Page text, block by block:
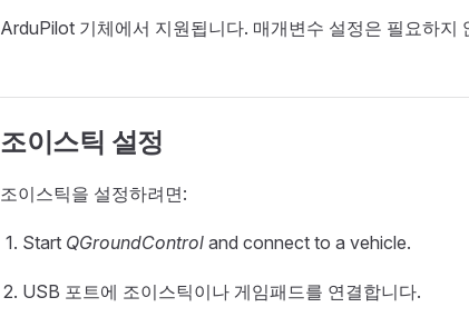
ArduPilot 기체에서 지원됩니다. 매개변수 설정은 필요하지
조이스틱 설정
조이스틱을 설정하려면:
Start QGroundControl and connect to a vehicle.
USB 포트에 조이스틱이나 게임패드를 연결합니다.